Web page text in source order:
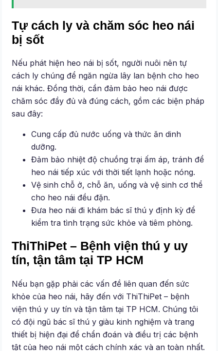
Tự cách ly và chăm sóc heo nái
bị sốt
Nếu phát hiện heo nái bị sốt, người nuôi nên tự
cách ly chúng để ngăn ngừa lây lan bệnh cho heo
nái khác. Đồng thời, cần đảm bảo heo nái được
chăm sóc đầy đủ và đúng cách, gồm các biện pháp
sau đây:
Cung cấp đủ nước uống và thức ăn dinh
dưỡng.
Đảm bảo nhiệt độ chuồng trại ấm áp, tránh để
heo nái tiếp xúc với thời tiết lạnh hoặc nóng.
Vệ sinh chỗ ở, chỗ ăn, uống và vệ sinh cơ thể
cho heo nái đều đặn.
Đưa heo nái đi khám bác sĩ thú y định kỳ để
kiểm tra tình trạng sức khỏe và tiêm phòng.
ThiThiPet – Bệnh viện thú y uy
tín, tận tâm tại TP HCM
Nếu bạn gặp phải các vấn đề liên quan đến sức
khỏe của heo nái, hãy đến với ThiThiPet – bệnh
viện thú y uy tín và tận tâm tại TP HCM. Chúng tôi
có đội ngũ bác sĩ thú y giàu kinh nghiệm và trang
thiết bị hiện đại để chẩn đoán và điều trị các bệnh
tật của heo nái một cách chính xác và an toàn nhất.